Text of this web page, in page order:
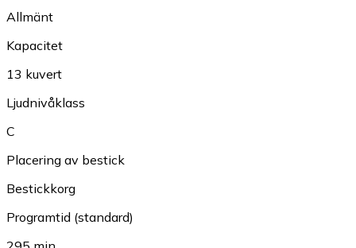
Allmänt
Kapacitet
13 kuvert
Ljudnivåklass
C
Placering av bestick
Bestickkorg
Programtid (standard)